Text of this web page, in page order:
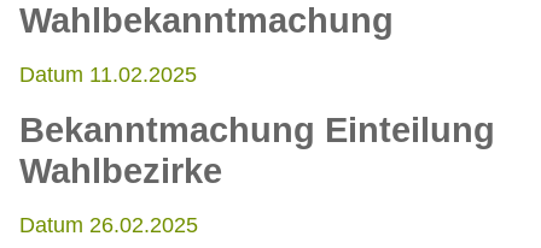
Wahlbekanntmachung
Datum 11.02.2025
Bekanntmachung Einteilung
Wahlbezirke
Datum 26.02.2025